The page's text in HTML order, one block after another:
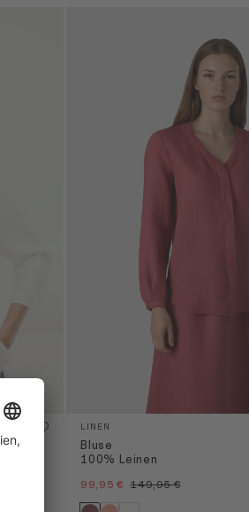
LINEN
Bluse
100% Leinen
99,95 € 149,95 €